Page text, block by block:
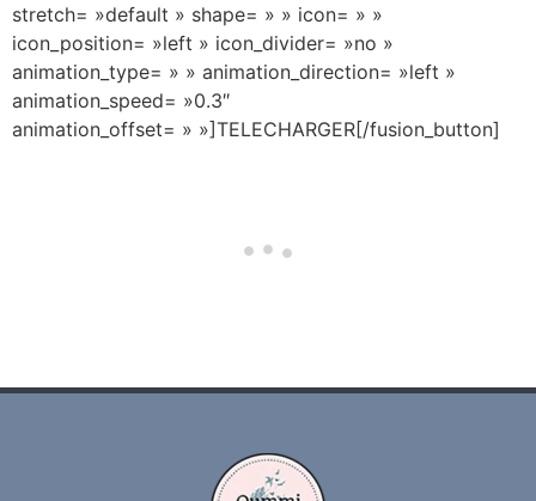
stretch= »default » shape= » » icon= » »
icon_position= »left » icon_divider= »no »
animation_type= » » animation_direction= »left »
animation_speed= »0.3″
animation_offset= » »]TELECHARGER[/fusion_button]